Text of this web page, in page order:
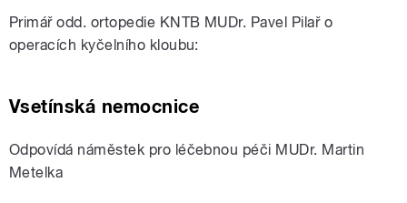
Primář odd. ortopedie KNTB MUDr. Pavel Pilař o
operacích kyčelního kloubu:
Vsetínská nemocnice
Odpovídá náměstek pro léčebnou péči MUDr. Martin
Metelka